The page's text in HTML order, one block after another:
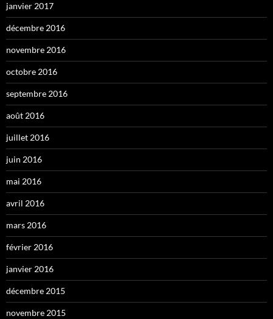
janvier 2017
décembre 2016
novembre 2016
octobre 2016
septembre 2016
août 2016
juillet 2016
juin 2016
mai 2016
avril 2016
mars 2016
février 2016
janvier 2016
décembre 2015
novembre 2015